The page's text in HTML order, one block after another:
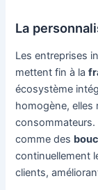
La
Les entreprises
mettent fin à la
écosystème
homogène, elles
comme des
continuellement
clients,